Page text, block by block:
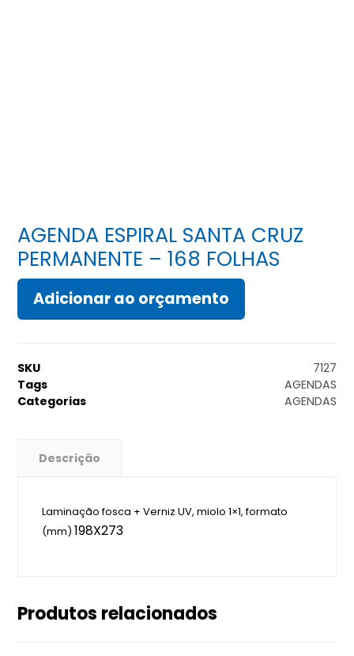
AGENDA ESPIRAL SANTA CRUZ
PERMANENTE – 168 FOLHAS
Adicionar ao orçamento
SKU
7127
Tags
AGENDAS
Categorias
AGENDAS
Descrição
Laminação fosca + Verniz UV, miolo 1×1, formato
(mm)198X273
Produtos relacionados